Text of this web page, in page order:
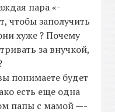
пара «-
чтобы заполучить
хуже ? Почему
за внучкой,
понимаете будет
есть еще одна
папы с мамой —-